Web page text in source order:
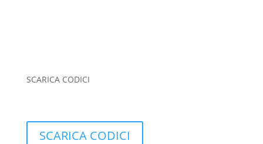
SCARICA CODICI
SCARICA CODICI